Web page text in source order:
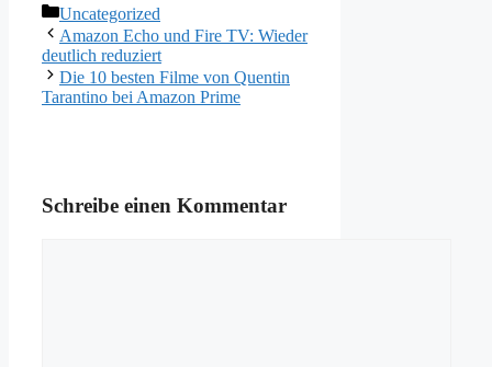
Kategorien
Uncategorized
Amazon Echo und Fire TV: Wieder
deutlich reduziert
Die 10 besten Filme von Quentin
Tarantino bei Amazon Prime
Schreibe einen Kommentar